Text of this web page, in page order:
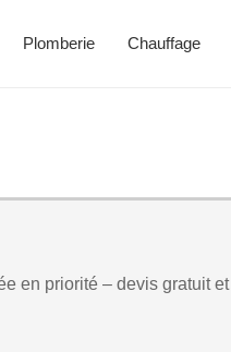
Plomberie Chauffage
en priorité – devis gratuit